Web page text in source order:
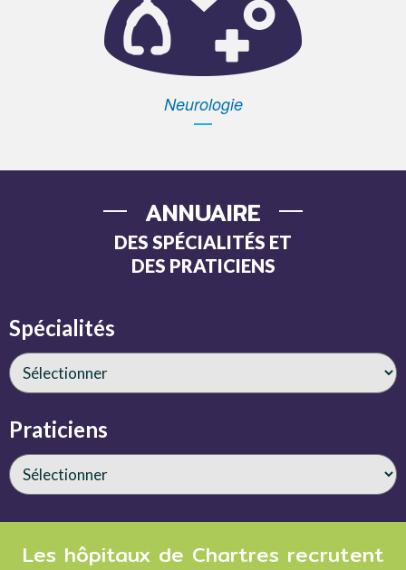
Neurologie
ANNUAIRE
DES SPÉCIALITÉS ET
DES PRATICIENS
Spécialités
Praticiens
Les hôpitaux de Chartres recrutent